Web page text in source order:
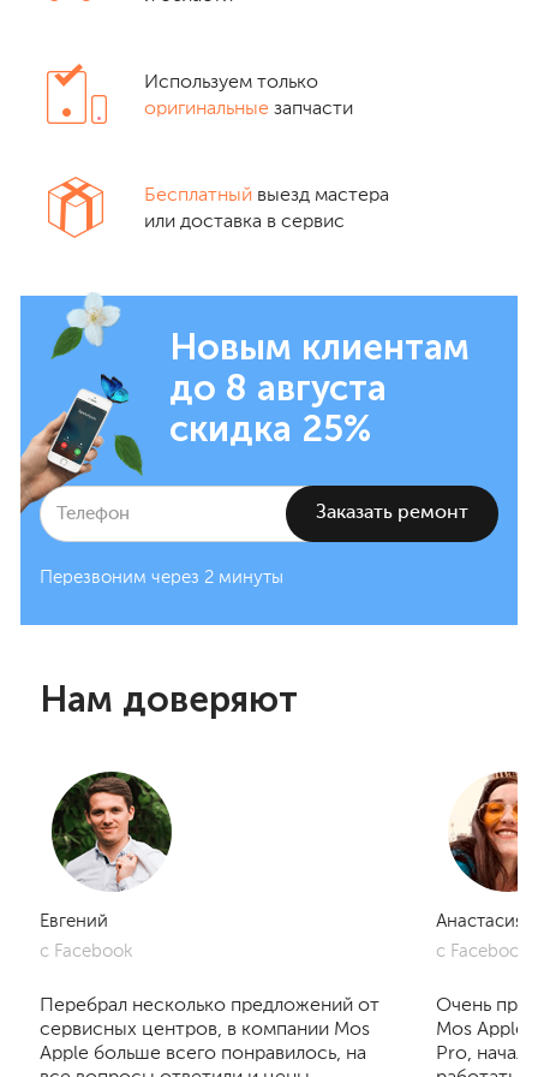
Используем только
оригинальные запчасти
Бесплатный выезд мастера
или доставка в сервис
Новым клиентам
до 8 августа
скидка 25%
Перезвоним через 2 минуты
Нам доверяют
Евгений
с Facebook
Перебрал несколько предложений от
сервисных центров, в компании Mos
Apple больше всего понравилось, на
Анастасия
с Facebook
Очень
Mos
Pro, начал